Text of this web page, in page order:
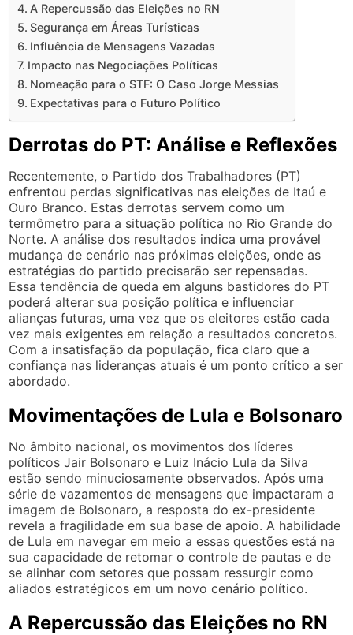
A Repercussão das Eleições no RN
Segurança em Áreas Turísticas
Influência de Mensagens Vazadas
Impacto nas Negociações Políticas
Nomeação para o STF: O Caso Jorge Messias
Expectativas para o Futuro Político
Derrotas do PT: Análise e Reflexões
Recentemente, o Partido dos Trabalhadores (PT)
enfrentou perdas significativas nas eleições de Itaú e
Ouro Branco. Estas derrotas servem como um
termômetro para a situação política no Rio Grande do
Norte. A análise dos resultados indica uma provável
mudança de cenário nas próximas eleições, onde as
estratégias do partido precisarão ser repensadas.
Essa tendência de queda em alguns bastidores do PT
poderá alterar sua posição política e influenciar
alianças futuras, uma vez que os eleitores estão cada
vez mais exigentes em relação a resultados concretos.
Com a insatisfação da população, fica claro que a
confiança nas lideranças atuais é um ponto crítico a ser
abordado.
Movimentações de Lula e Bolsonaro
No âmbito nacional, os movimentos dos líderes
políticos Jair Bolsonaro e Luiz Inácio Lula da Silva
estão sendo minuciosamente observados. Após uma
série de vazamentos de mensagens que impactaram a
imagem de Bolsonaro, a resposta do ex-presidente
revela a fragilidade em sua base de apoio. A habilidade
de Lula em navegar em meio a essas questões está na
sua capacidade de retomar o controle de pautas e de
se alinhar com setores que possam ressurgir como
aliados estratégicos em um novo cenário político.
A Repercussão das Eleições no RN